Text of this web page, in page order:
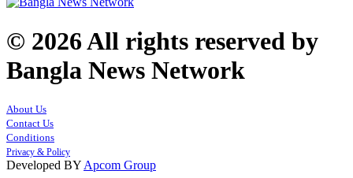
© 2026 All rights reserved by
Bangla News Network
About Us
Contact Us
Conditions
Privacy & Policy
Developed BY Apcom Group